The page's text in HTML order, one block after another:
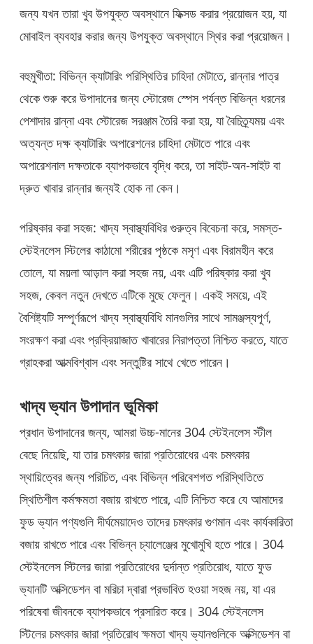
জন্য যখন তারা খুব উপযুক্ত অবস্থানে ফিক্সড করার প্রয়োজন হয়, যা
মোবাইল ব্যবহার করার জন্য উপযুক্ত অবস্থানে স্থির করা প্রয়োজন।
বহুমুখীতা: বিভিন্ন ক্যাটারিং পরিস্থিতির চাহিদা মেটাতে, রান্নার পাত্র
থেকে শুরু করে উপাদানের জন্য স্টোরেজ স্পেস পর্যন্ত বিভিন্ন ধরনের
পেশাদার রান্না এবং স্টোরেজ সরঞ্জাম তৈরি করা হয়, যা বৈচিত্র্যময় এবং
অত্যন্ত দক্ষ ক্যাটারিং অপারেশনের চাহিদা মেটাতে পারে এবং
অপারেশনাল দক্ষতাকে ব্যাপকভাবে বৃদ্ধি করে, তা সাইট-অন-সাইট বা
দ্রুত খাবার রান্নার জন্যই হোক না কেন।
পরিষ্কার করা সহজ: খাদ্য স্বাস্থ্যবিধির গুরুত্ব বিবেচনা করে, সমস্ত-
স্টেইনলেস স্টিলের কাঠামো শরীরের পৃষ্ঠকে মসৃণ এবং বিরামহীন করে
তোলে, যা ময়লা আড়াল করা সহজ নয়, এবং এটি পরিষ্কার করা খুব
সহজ, কেবল নতুন দেখতে এটিকে মুছে ফেলুন। একই সময়ে, এই
বৈশিষ্ট্যটি সম্পূর্ণরূপে খাদ্য স্বাস্থ্যবিধি মানগুলির সাথে সামঞ্জস্যপূর্ণ,
সংরক্ষণ করা এবং প্রক্রিয়াজাত খাবারের নিরাপত্তা নিশ্চিত করতে, যাতে
গ্রাহকরা আত্মবিশ্বাস এবং সন্তুষ্টির সাথে খেতে পারেন।
খাদ্য ভ্যান উপাদান ভূমিকা
প্রধান উপাদানের জন্য, আমরা উচ্চ-মানের 304 স্টেইনলেস স্টীল
বেছে নিয়েছি, যা তার চমৎকার জারা প্রতিরোধের এবং চমৎকার
স্থায়িত্বের জন্য পরিচিত, এবং বিভিন্ন পরিবেশগত পরিস্থিতিতে
স্থিতিশীল কর্মক্ষমতা বজায় রাখতে পারে, এটি নিশ্চিত করে যে আমাদের
ফুড ভ্যান পণ্যগুলি দীর্ঘমেয়াদেও তাদের চমৎকার গুণমান এবং কার্যকারিতা
বজায় রাখতে পারে এবং বিভিন্ন চ্যালেঞ্জের মুখোমুখি হতে পারে। 304
স্টেইনলেস স্টিলের জারা প্রতিরোধের দুর্দান্ত প্রতিরোধ, যাতে ফুড
ভ্যানটি অক্সিডেশন বা মরিচা দ্বারা প্রভাবিত হওয়া সহজ নয়, যা এর
পরিষেবা জীবনকে ব্যাপকভাবে প্রসারিত করে। 304 স্টেইনলেস
স্টিলের চমৎকার জারা প্রতিরোধ ক্ষমতা খাদ্য ভ্যানগুলিকে অক্সিডেশন বা